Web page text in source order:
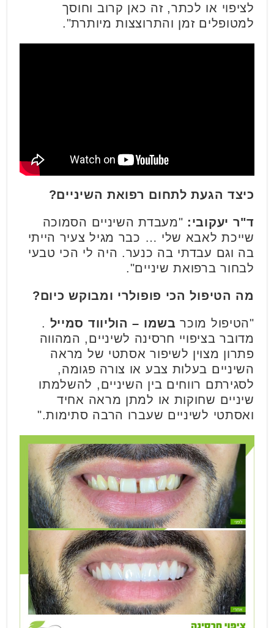
לציפוי או לכתר, זה כאן קרוב וחוסך
למטופלים זמן והתרוצצות מיותרת".
כיצד הגעת לתחום רפואת השיניים?
ד"ר יעקובי: "מעבדת השיניים הסמוכה
שייכת לאבא שלי … כבר מגיל צעיר הייתי
בה וגם עבדתי בה כנער. היה לי הכי טבעי
לבחור ברפואת שיניים".
מה הטיפול הכי פופולרי ומבוקש כיום?
"הטיפול מוכר בשמו – הוליווד סמייל .
מדובר בציפויי חרסינה לשיניים, המהווה
פתרון מצוין לשיפור אסתטי של מראה
השיניים בעלות צבע או צורה פגומה,
לסגירתם רווחים בין השיניים, להשלמתו
שיניים שחוקות או למתן מראה אחיד
ואסתטי לשיניים שעברו הרבה סתימות."